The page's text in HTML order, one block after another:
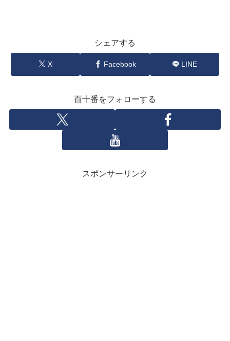
シェアする
X Facebook LINE
百十番をフォローする
スポンサーリンク